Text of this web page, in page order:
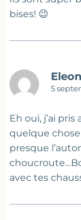
bises! 😉
5
Eh oui, j’ai
quelque
presque
avec tes